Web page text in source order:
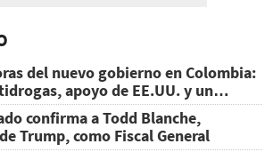
del nuevo gobierno en Colombia:
apoyo de EE.UU. y un
confirma a Todd Blanche,
Trump, como Fiscal General